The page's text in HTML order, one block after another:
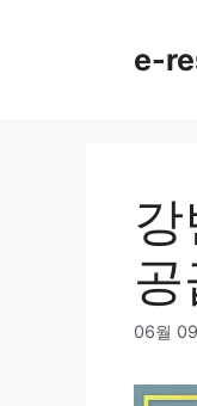
e-
06월